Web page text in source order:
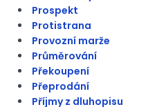
Prospekt
Protistrana
Provozní marže
Průměrování
Překoupení
Přeprodání
Příjmy z dluhopisu